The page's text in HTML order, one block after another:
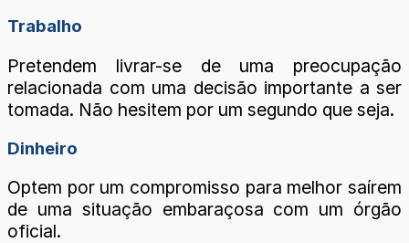
Trabalho
Pretendem livrar-se de uma preocupação
relacionada com uma decisão importante a ser
tomada. Não hesitem por um segundo que seja.
Dinheiro
Optem por um compromisso para melhor saírem
de uma situação embaraçosa com um órgão
oficial.